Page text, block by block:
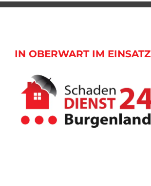
IN OBERWART IM EINSATZ